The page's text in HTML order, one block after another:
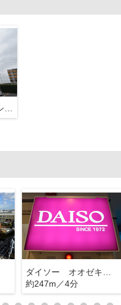
日商岩井碑文谷マンション
約247m／4分